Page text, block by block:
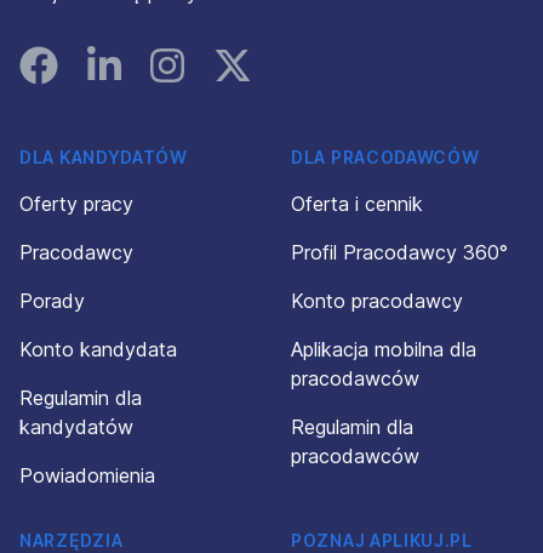
FacebookLinked InInstagramInstagram
DLA KANDYDATÓW
Oferty pracy
Pracodawcy
Porady
Konto kandydata
Regulamin dla
kandydatów
Powiadomienia
DLA PRACODAWCÓW
Oferta i cennik
Profil Pracodawcy 360°
Konto pracodawcy
Aplikacja mobilna dla
pracodawców
Regulamin dla
pracodawców
NARZĘDZIA
POZNAJ APLIKUJ.PL